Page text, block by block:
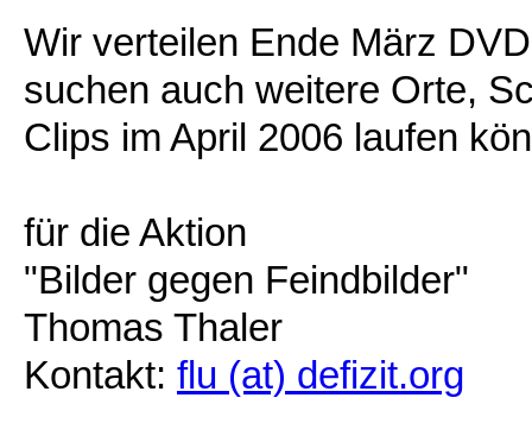
Wir verteilen Ende März
suchen auch weitere Orte,
Clips im April 2006 laufen
für die Aktion
"Bilder gegen Feindbilder"
Thomas Thaler
Kontakt: flu (at) defizit.org